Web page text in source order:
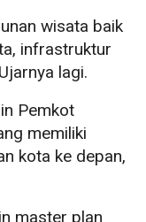
wisata baik
infrastruktur
lagi.
Pemkot
memiliki
kota ke depan,
master plan